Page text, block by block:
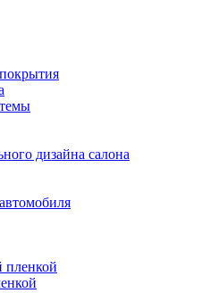
дизайна салона
пленкой